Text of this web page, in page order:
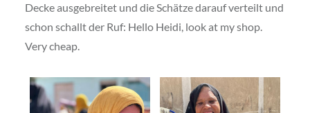
Decke ausgebreitet und die Schätze darauf verteilt und
schon schallt der Ruf: Hello Heidi, look at my shop.
Very cheap.